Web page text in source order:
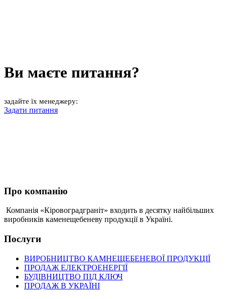
Ви маєте питання?
задайте їх менеджеру:
Задати питання
Про компанію
Компанія «Кіровоградграніт» входить в десятку найбільших
виробників каменещебеневу продукції в Україні.
Послуги
ВИРОБНИЦТВО КАМНЕЩЕБЕНЕВОЇ ПРОДУКЦІЇ
ПРОДАЖ ЕЛЕКТРОЕНЕРГІЇ
БУДІВНИЦТВО ПІД КЛЮЧ
ПРОДАЖ В УКРАЇНІ